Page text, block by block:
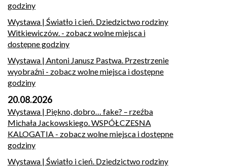
godziny
Wystawa | Światło i cień. Dziedzictwo rodziny
Witkiewiczów. - zobacz wolne miejsca i
dostępne godziny
Wystawa | Antoni Janusz Pastwa. Przestrzenie
wyobraźni - zobacz wolne miejsca i dostępne
godziny
20.08.2026
Wystawa | Piękno, dobro… fake? – rzeźba
Michała Jackowskiego. WSPÓŁCZESNA
KALOGATIA - zobacz wolne miejsca i dostępne
godziny
Wystawa | Światło i cień. Dziedzictwo rodziny